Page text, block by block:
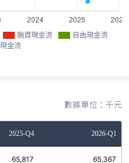
融資現金流
自由現金流
金流
數據單位：千元
2025-Q4 2026-Q1
65,817 65,367